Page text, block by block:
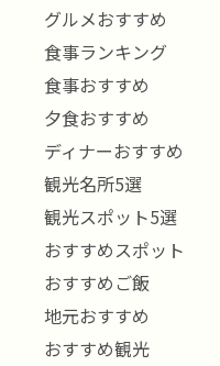
グルメおすすめ
食事ランキング
食事おすすめ
夕食おすすめ
ディナーおすすめ
観光名所5選
観光スポット5選
おすすめスポット
おすすめご飯
地元おすすめ
おすすめ観光